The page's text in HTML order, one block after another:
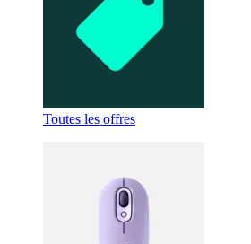
Toutes les offres